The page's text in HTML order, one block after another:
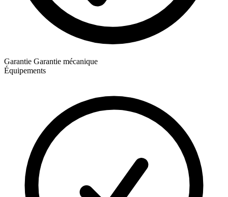
Garantie Garantie mécanique
Équipements